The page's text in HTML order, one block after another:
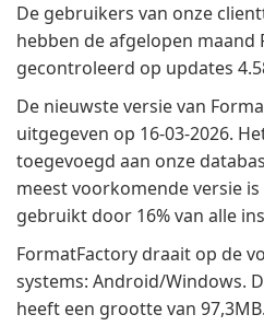
De gebruikers van onze
hebben de afgelopen maand
gecontroleerd op updates
De nieuwste versie van
uitgegeven op 16-03-2026.
toegevoegd aan onze
meest voorkomende versie
gebruikt door 16% van alle
FormatFactory draait op de
systems: Android/Windows.
heeft een grootte van 97,3MB.